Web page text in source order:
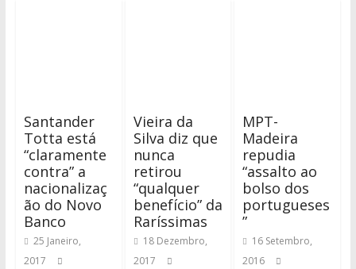
Santander
Totta está
“claramente
contra” a
nacionalizaç
ão do Novo
Banco
25 Janeiro,
2017
Vieira da
Silva diz que
nunca
retirou
“qualquer
benefício” da
Raríssimas
18 Dezembro,
2017
MPT-
Madeira
repudia
“assalto ao
bolso dos
portugueses
”
16 Setembro,
2016